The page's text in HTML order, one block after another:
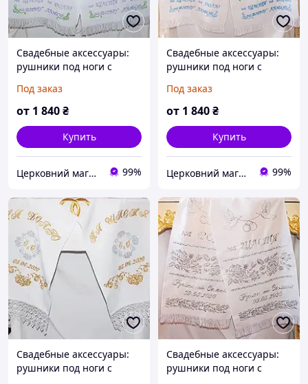
Свадебные аксессуары:
рушники под ноги с
Под заказ
от 1 840₴
Купить
Церковний магазин "Трикірій" 99%
Свадебные аксессуары:
рушники под ноги с
Под заказ
от 1 840₴
Купить
Церковний магазин "Трикірій" 99%
Свадебные аксессуары:
рушники под ноги с
Свадебные аксессуары:
рушники под ноги с